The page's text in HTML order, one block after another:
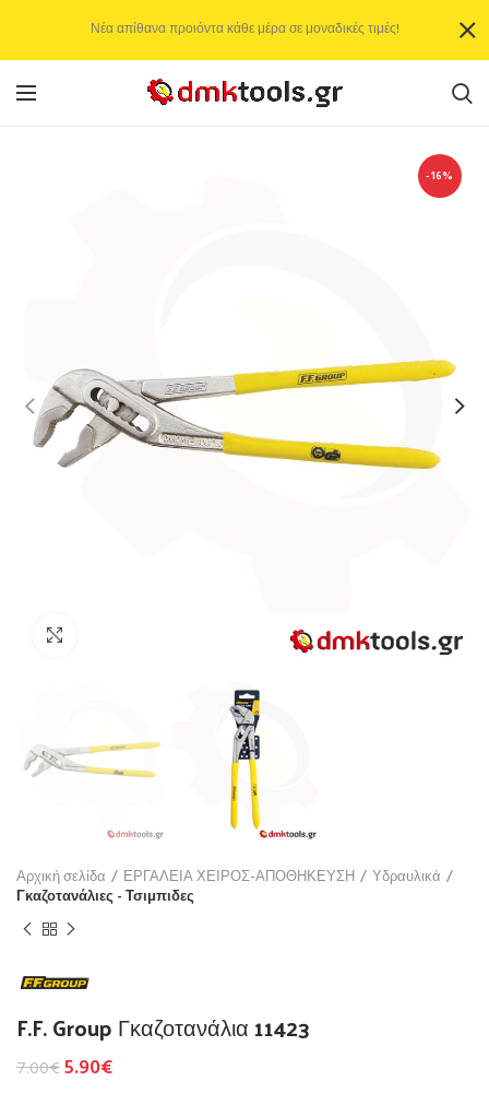
-16%
Αρχική σελίδα ΕΡΓΑΛΕΙΑ ΧΕΙΡΟΣ-ΑΠΟΘΗΚΕΥΣΗ
Υδραυλικά
Γκαζοτανάλιες - Τσιμπιδες
F.F. Group Γκαζοτανάλια 11423
7.00€5.90€
Νέα απίθανα προιόντα κάθε μέρα σε μοναδικές τιμές!